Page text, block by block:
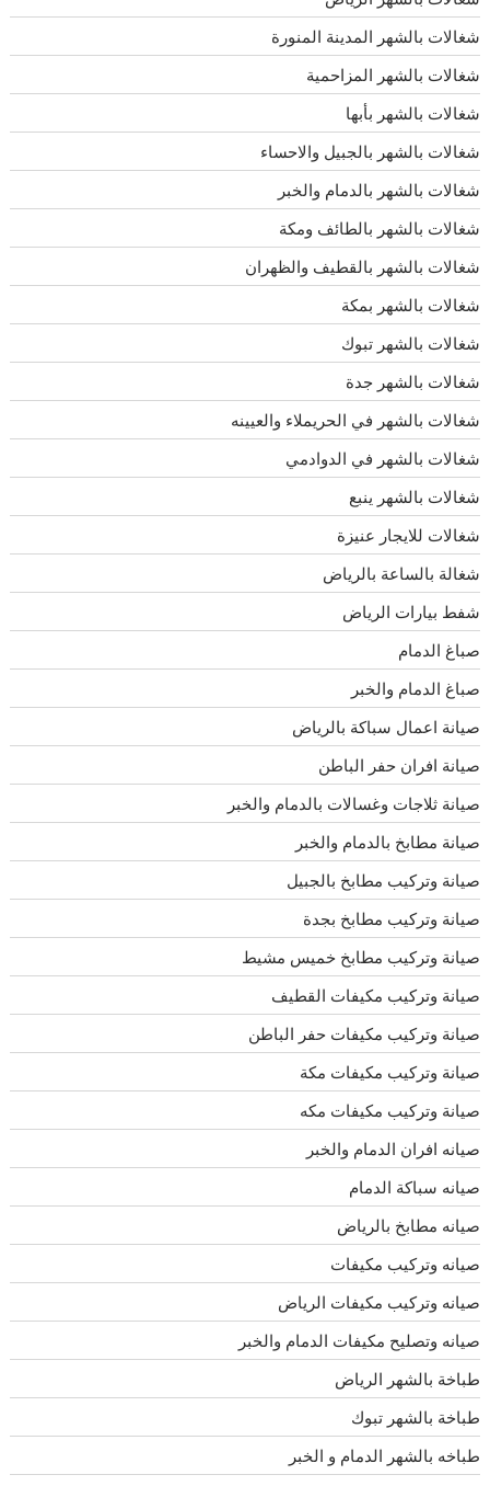
شغالات بالشهر المدينة المنورة
شغالات بالشهر المزاحمية
شغالات بالشهر بأبها
شغالات بالشهر بالجبيل والاحساء
شغالات بالشهر بالدمام والخبر
شغالات بالشهر بالطائف ومكة
شغالات بالشهر بالقطيف والظهران
شغالات بالشهر بمكة
شغالات بالشهر تبوك
شغالات بالشهر جدة
شغالات بالشهر في الحريملاء والعيينه
شغالات بالشهر في الدوادمي
شغالات بالشهر ينبع
شغالات للايجار عنيزة
شغالة بالساعة بالرياض
شفط بيارات الرياض
صباغ الدمام
صباغ الدمام والخبر
صيانة اعمال سباكة بالرياض
صيانة افران حفر الباطن
صيانة ثلاجات وغسالات بالدمام والخبر
صيانة مطابخ بالدمام والخبر
صيانة وتركيب مطابخ بالجبيل
صيانة وتركيب مطابخ بجدة
صيانة وتركيب مطابخ خميس مشيط
صيانة وتركيب مكيفات القطيف
صيانة وتركيب مكيفات حفر الباطن
صيانة وتركيب مكيفات مكة
صيانة وتركيب مكيفات مكه
صيانه افران الدمام والخبر
صيانه سباكة الدمام
صيانه مطابخ بالرياض
صيانه وتركيب مكيفات
صيانه وتركيب مكيفات الرياض
صيانه وتصليح مكيفات الدمام والخبر
طباخة بالشهر الرياض
طباخة بالشهر تبوك
طباخه بالشهر الدمام و الخبر